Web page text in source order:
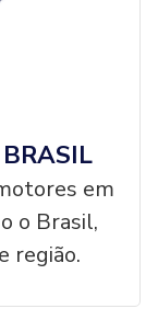
em
o Brasil,
região.